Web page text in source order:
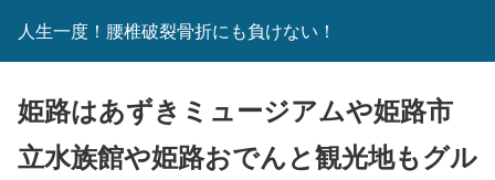
人生一度！腰椎破裂骨折にも負けない！
姫路はあずきミュージアムや姫路市
立水族館や姫路おでんと観光地もグル